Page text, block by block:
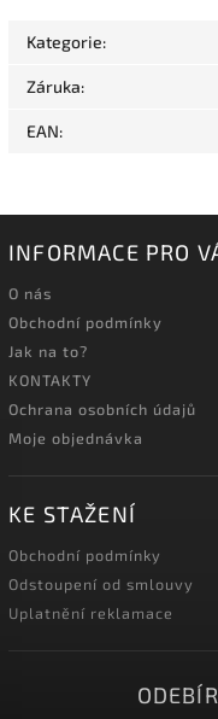
Kategorie:
Záruka:
EAN:
INFORMACE PRO
O nás
Obchodní podmínky
Jak na to?
KONTAKTY
Ochrana osobních údajů
Moje objednávka
KE STAŽENÍ
Obchodní podmínky
Odstoupení od smlouvy
Uplatnění reklamace